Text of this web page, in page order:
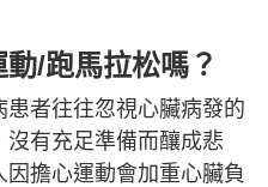
/跑馬拉松嗎？
者往往忽視心臟病發的
有充足準備而釀成悲
擔心運動會加重心臟負